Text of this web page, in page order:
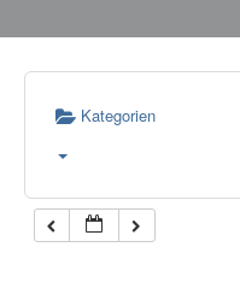
Kategorien